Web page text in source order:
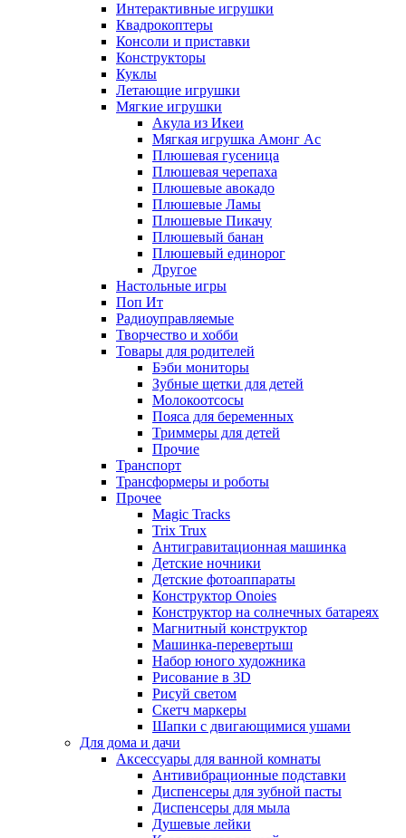
Интерактивные игрушки
Квадрокоптеры
Консоли и приставки
Конструкторы
Куклы
Летающие игрушки
Мягкие игрушки
Акула из Икеи
Мягкая игрушка Амонг Ас
Плюшевая гусеница
Плюшевая черепаха
Плюшевые авокадо
Плюшевые Ламы
Плюшевые Пикачу
Плюшевый банан
Плюшевый единорог
Другое
Настольные игры
Поп Ит
Радиоуправляемые
Творчество и хобби
Товары для родителей
Бэби мониторы
Зубные щетки для детей
Молокоотсосы
Пояса для беременных
Триммеры для детей
Прочие
Транспорт
Трансформеры и роботы
Прочее
Magic Tracks
Trix Trux
Антигравитационная машинка
Детские ночники
Детские фотоаппараты
Конструктор Onoies
Конструктор на солнечных батареях
Магнитный конструктор
Машинка-перевертыш
Набор юного художника
Рисование в 3D
Рисуй светом
Скетч маркеры
Шапки с двигающимися ушами
Для дома и дачи
Аксессуары для ванной комнаты
Антивибрационные подставки
Диспенсеры для зубной пасты
Диспенсеры для мыла
Душевые лейки